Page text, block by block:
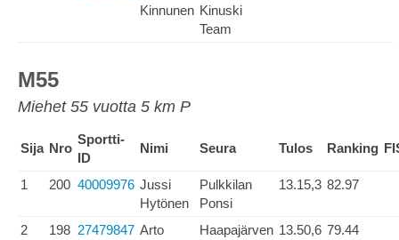
Kinnunen Kinuski
Team
M55
Miehet 55 vuotta 5 km P
Sija Nro
Sportti-
ID
Nimi Seura Tulos Ranking
1 200 40009976 Jussi
Hytönen
Pulkkilan
Ponsi
13.15,3 82.97
2 198 27479847 Arto
Haapajärven 13.50,6 79.44